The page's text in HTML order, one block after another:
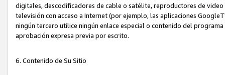
digitales, descodificadores de cable o satélite, reproductores de
televisión con acceso a Internet (por ejemplo, las aplicaciones
ningún tercero utilice ningún enlace especial o contenido del
aprobación expresa previa por escrito.
6. Contenido de Su Sitio